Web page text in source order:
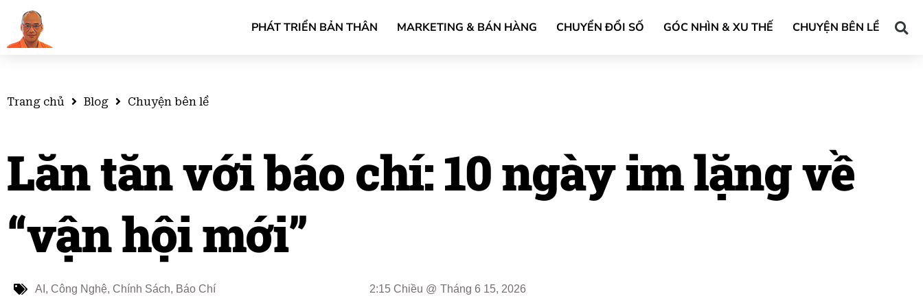
PHÁT TRIỂN BẢN THÂN MARKETING & BÁN HÀNG CHUYỂN ĐỔI SỐ GÓC NHÌN & XU THẾ CHUYỆN BÊN LỀ
Trang chủ Blog Chuyện bên lề
Lăn tăn với báo chí: 10 ngày im lặng về
“vận hội mới”
AI , Công Nghệ, Chính Sách, Báo Chí 2:15 Chiều @ Tháng 6 15, 2026